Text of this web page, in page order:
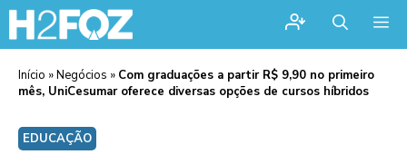
Início »Negócios » Com graduações a partir R$ 9,90 no primeiro
mês, UniCesumar oferece diversas opções de cursos híbridos
EDUCAÇÃO